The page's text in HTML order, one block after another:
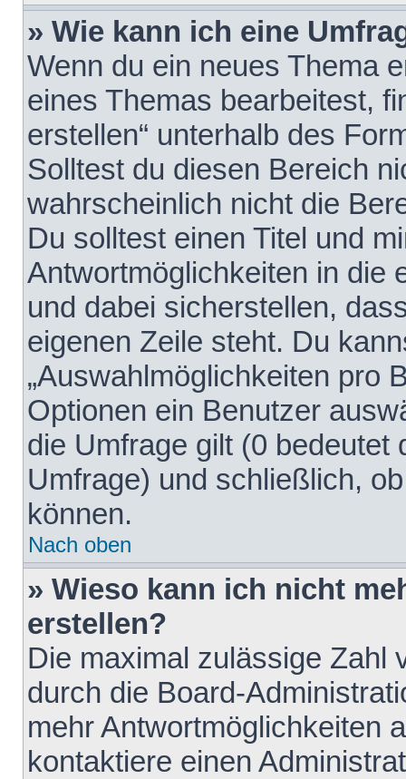
» Wie kann ich eine
Wenn du ein neues Thema
eines Themas bearbeitest,
erstellen“ unterhalb des
Solltest du diesen Bereich
wahrscheinlich nicht die
Du solltest einen Titel und
Antwortmöglichkeiten in die
und dabei sicherstellen,
eigenen Zeile steht. Du
„Auswahlmöglichkeiten pro
Optionen ein Benutzer
die Umfrage gilt (0 bedeutet
Umfrage) und schließlich,
können.
Nach oben
» Wieso kann ich nicht
erstellen?
Die maximal zulässige Zahl
durch die Board-
mehr Antwortmöglichkeiten
kontaktiere einen